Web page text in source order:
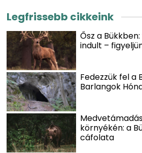
Legfrissebb cikkeink
Ősz a
indult –
Fedezzük fel a
Barlangok
környékén: a
cáfolata